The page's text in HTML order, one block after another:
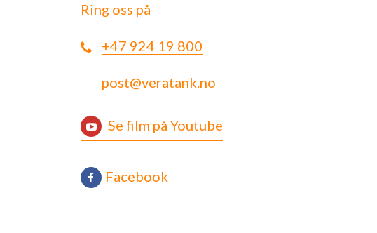
Ring oss på
+47 924 19 800
post@veratank.no
Se film på Youtube
Facebook